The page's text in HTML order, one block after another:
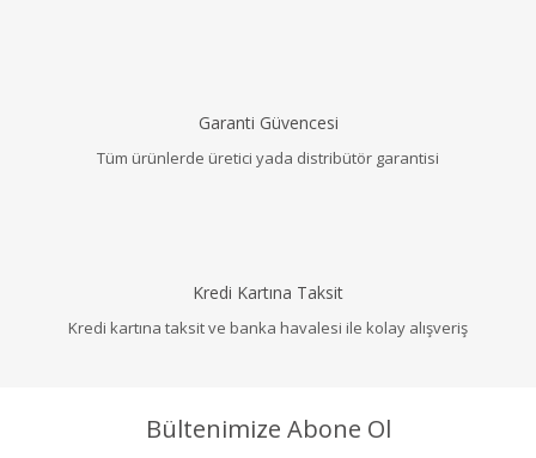
Garanti Güvencesi
Tüm ürünlerde üretici yada distribütör garantisi
Kredi Kartına Taksit
Kredi kartına taksit ve banka havalesi ile kolay alışveriş
Bültenimize Abone Ol